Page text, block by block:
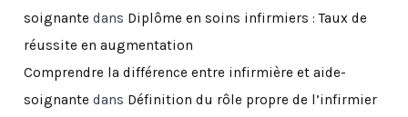
soignante dans Diplôme en soins infirmiers : Taux de
réussite en augmentation
Comprendre la différence entre infirmière et aide-
soignante dans Définition du rôle propre de l’infirmier